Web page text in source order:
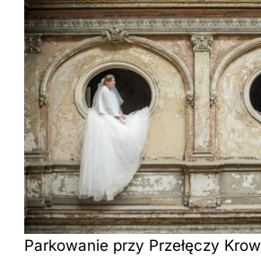
Parkowanie przy Przełęczy